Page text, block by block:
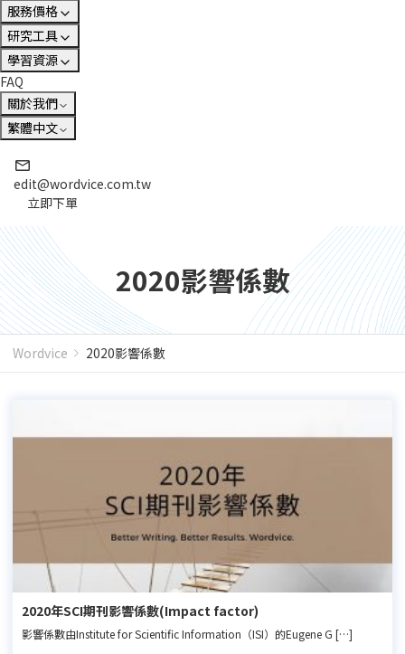
服務價格
研究工具
學習資源
FAQ
關於我們
繁體中文
edit@wordvice.com.tw
立即下單
2020影響係數
Wordvice 2020影響係數
2020年SCI期刊影響係數(Impact factor)
影響係數由Institute for Scientific Information（ISI）的Eugene G […]